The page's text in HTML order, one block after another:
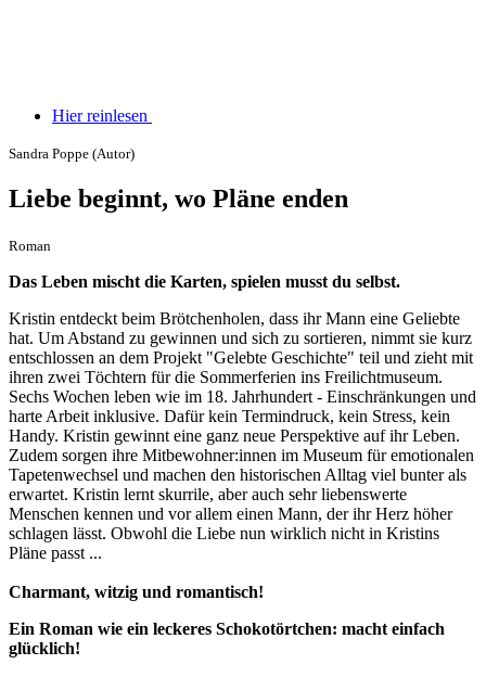
Hier reinlesen
Sandra Poppe (Autor)
Liebe beginnt, wo Pläne enden
Roman
Das Leben mischt die Karten, spielen musst du selbst.
Kristin entdeckt beim Brötchenholen, dass ihr Mann eine Geliebte
hat. Um Abstand zu gewinnen und sich zu sortieren, nimmt sie kurz
entschlossen an dem Projekt "Gelebte Geschichte" teil und zieht mit
ihren zwei Töchtern für die Sommerferien ins Freilichtmuseum.
Sechs Wochen leben wie im 18. Jahrhundert - Einschränkungen und
harte Arbeit inklusive. Dafür kein Termindruck, kein Stress, kein
Handy. Kristin gewinnt eine ganz neue Perspektive auf ihr Leben.
Zudem sorgen ihre Mitbewohner:innen im Museum für emotionalen
Tapetenwechsel und machen den historischen Alltag viel bunter als
erwartet. Kristin lernt skurrile, aber auch sehr liebenswerte
Menschen kennen und vor allem einen Mann, der ihr Herz höher
schlagen lässt. Obwohl die Liebe nun wirklich nicht in Kristins
Pläne passt ...
Charmant, witzig und romantisch!
Ein Roman wie ein leckeres Schokotörtchen: macht einfach
glücklich!